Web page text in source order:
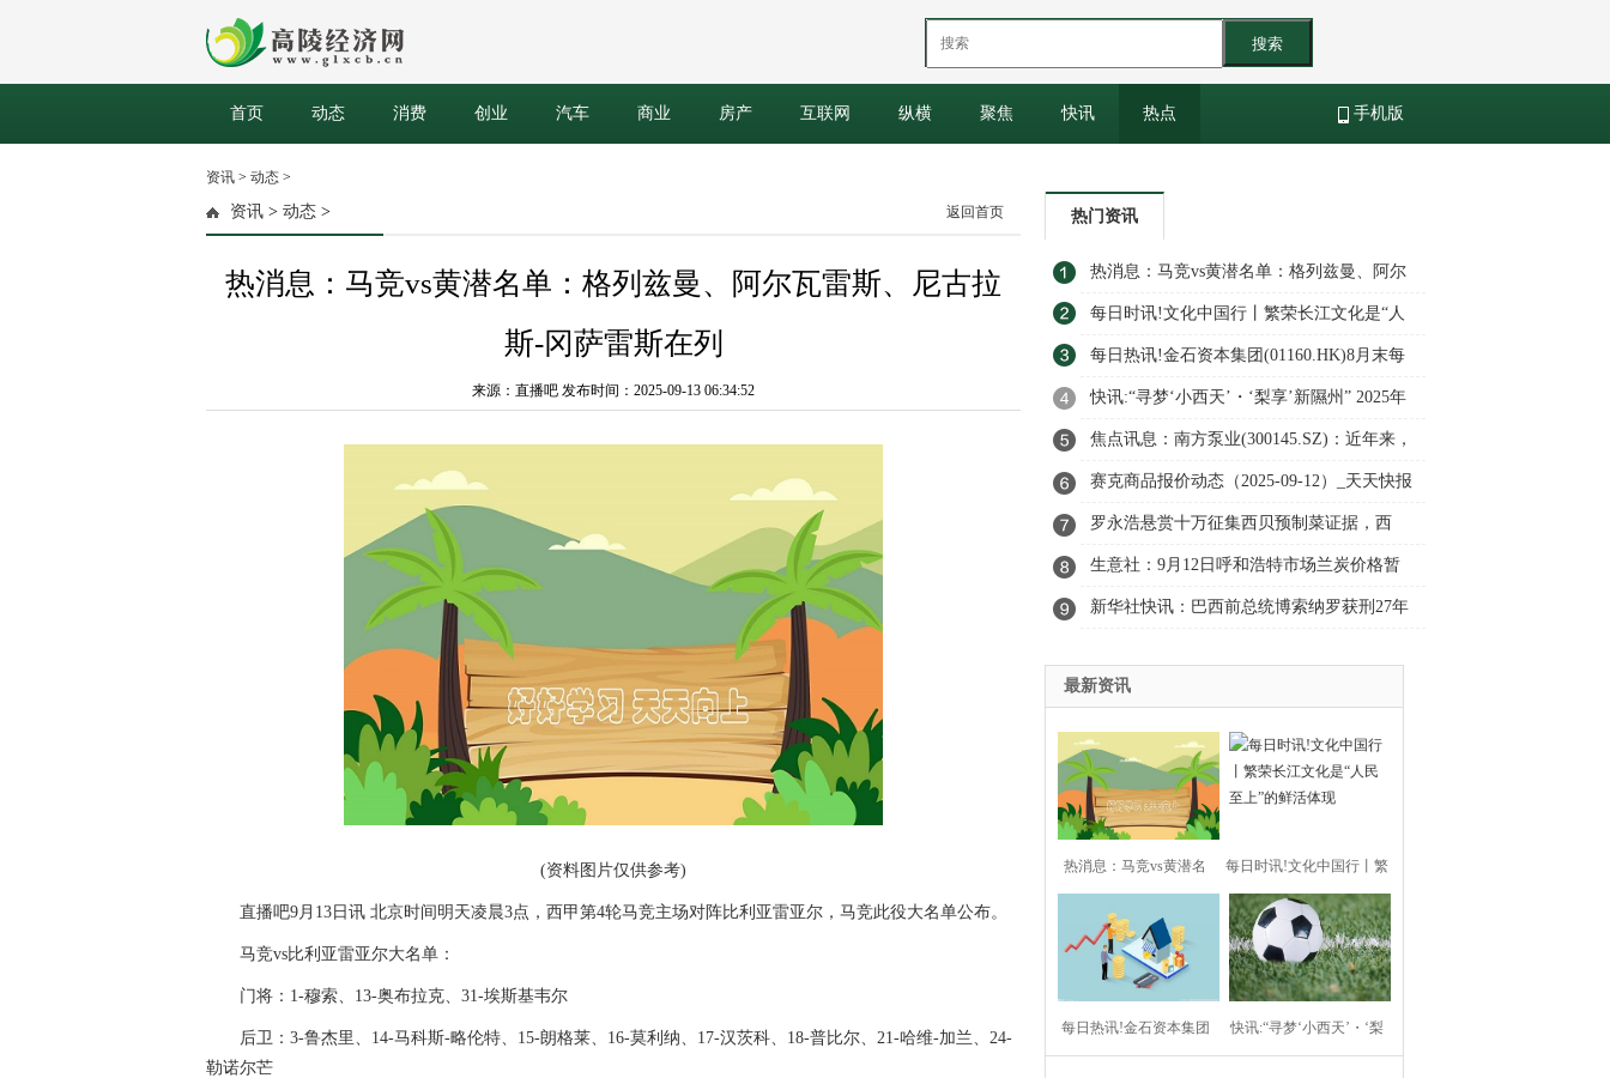
搜索
首页 动态 消费 创业 汽车 商业 房产 互联网 纵横 聚焦 快讯 热点 手机版
资讯 > 动态 >
资讯 > 动态 > 返回首页
热消息：马竞vs黄潜名单：格列兹曼、阿尔瓦雷斯、尼古拉
斯-冈萨雷斯在列
来源：直播吧 发布时间：2025-09-13 06:34:52
(资料图片仅供参考)
直播吧9月13日讯 北京时间明天凌晨3点，西甲第4轮马竞主场对阵比利亚雷亚尔，马竞此役大名单公布。
马竞vs比利亚雷亚尔大名单：
门将：1-穆索、13-奥布拉克、31-埃斯基韦尔
后卫：3-鲁杰里、14-马科斯-略伦特、15-朗格莱、16-莫利纳、17-汉茨科、18-普比尔、21-哈维-加兰、24-
勒诺尔芒
热门资讯
热消息：马竞vs黄潜名单：格列兹曼、阿尔
瓦雷斯、尼古拉斯-冈萨雷斯在列
每日时讯!文化中国行丨繁荣长江文化是“人
民至上”的鲜活体现
每日热讯!金石资本集团(01160.HK)8月末每
股资产净值约0.019港元
快讯:“寻梦‘小西天’・‘梨享’新隰州” 2025年
隰县玉露香梨采摘季系列活动开幕
焦点讯息：南方泵业(300145.SZ)：近年来，
公司泵产品在液冷领域的应用不断提升
赛克商品报价动态（2025-09-12）_天天快报
罗永浩悬赏十万征集西贝预制菜证据，西
贝：起诉他！并上线“罗永浩菜单”
生意社：9月12日呼和浩特市场兰炭价格暂
稳运行-今日视点
新华社快讯：巴西前总统博索纳罗获刑27年
最新资讯
热消息：马竞vs黄潜名
单：格列兹曼、阿尔瓦雷
斯、尼古拉斯-冈萨雷斯在
列
每日时讯!文化中国行丨繁
荣长江文化是“人民至
上”的鲜活体现
每日热讯!金石资本集团 快讯:“寻梦‘小西天’・‘梨